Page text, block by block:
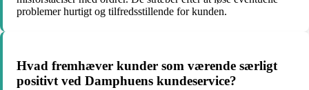
problemer hurtigt og tilfredsstillende for kunden.
Hvad fremhæver kunder som værende særligt
positivt ved Damphuens kundeservice?